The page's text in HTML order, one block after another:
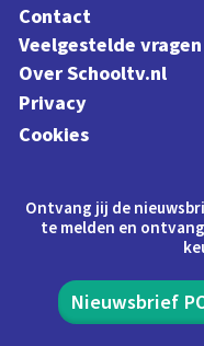
Contact
Veelgestelde vragen
Over Schooltv.nl
Privacy
Cookies
Ontvang jij de
te melden en
Nieuwsbrief